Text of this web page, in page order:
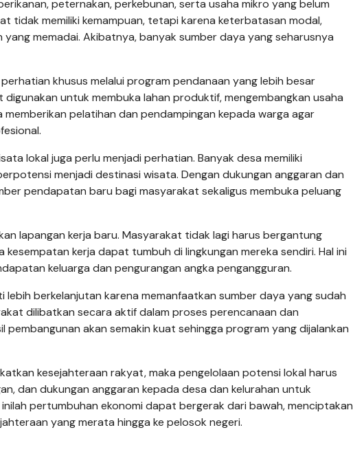
peternakan, perkebunan, serta usaha mikro yang belum
tidak memiliki kemampuan, tetapi karena keterbatasan modal,
memadai. Akibatnya, banyak sumber daya yang seharusnya
khusus melalui program pendanaan yang lebih besar
untuk membuka lahan produktif, mengembangkan usaha
pelatihan dan pendampingan kepada warga agar
lokal juga perlu menjadi perhatian. Banyak desa memiliki
menjadi destinasi wisata. Dengan dukungan anggaran dan
pendapatan baru bagi masyarakat sekaligus membuka peluang
lapangan kerja baru. Masyarakat tidak lagi harus bergantung
kerja dapat tumbuh di lingkungan mereka sendiri. Hal ini
keluarga dan pengurangan angka pengangguran.
berkelanjutan karena memanfaatkan sumber daya yang sudah
dilibatkan secara aktif dalam proses perencanaan dan
akan semakin kuat sehingga program yang dijalankan
kesejahteraan rakyat, maka pengelolaan potensi lokal harus
dan dukungan anggaran kepada desa dan kelurahan untuk
pertumbuhan ekonomi dapat bergerak dari bawah, menciptakan
yang merata hingga ke pelosok negeri.